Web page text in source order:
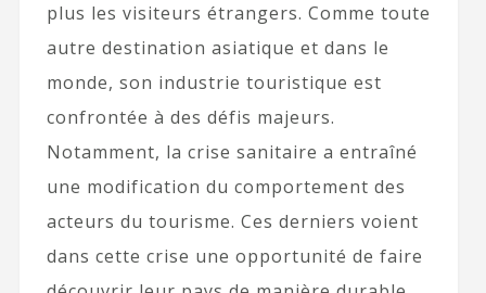
plus les visiteurs étrangers. Comme toute
autre destination asiatique et dans le
monde, son industrie touristique est
confrontée à des défis majeurs.
Notamment, la crise sanitaire a entraîné
une modification du comportement des
acteurs du tourisme. Ces derniers voient
dans cette crise une opportunité de faire